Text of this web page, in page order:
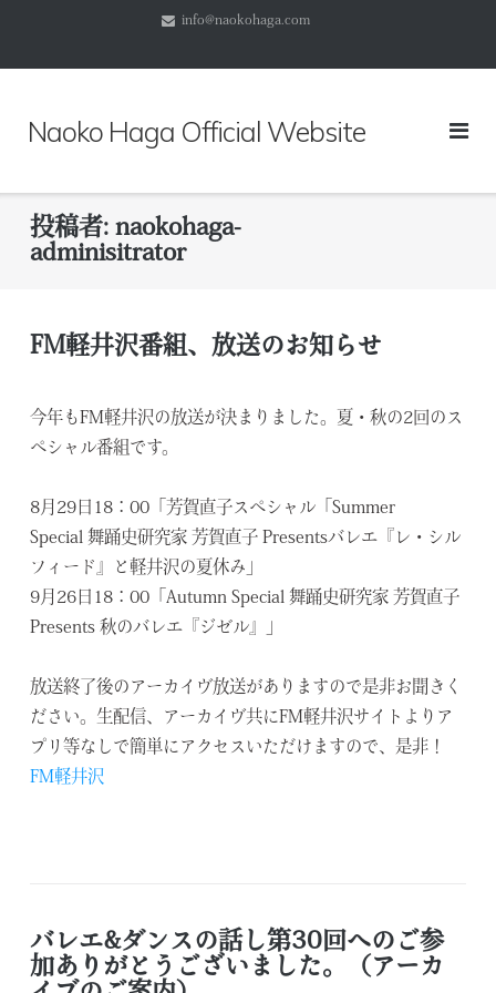
テ
キ
info@naokohaga.com
Naoko Haga Official Website
投稿者:naokohaga-
adminisitrator
FM軽井沢番組、放送のお知らせ
今年もFM軽井沢の放送が決まりました。夏・秋の2回のス
ペシャル番組です。
8月29日18：00「芳賀直子スペシャル「Summer
Special 舞踊史研究家 芳賀直子 Presentsバレエ『レ・シル
フィード』と軽井沢の夏休み」
9月26日18：00「Autumn Special 舞踊史研究家 芳賀直子
Presents 秋のバレエ『ジゼル』」
放送終了後のアーカイヴ放送がありますので是非お聞きく
ださい。生配信、アーカイヴ共にFM軽井沢サイトよりア
プリ等なしで簡単にアクセスいただけますので、是非！
FM軽井沢
バレエ&ダンスの話し第30回へのご参
加ありがとうございました。（アーカ